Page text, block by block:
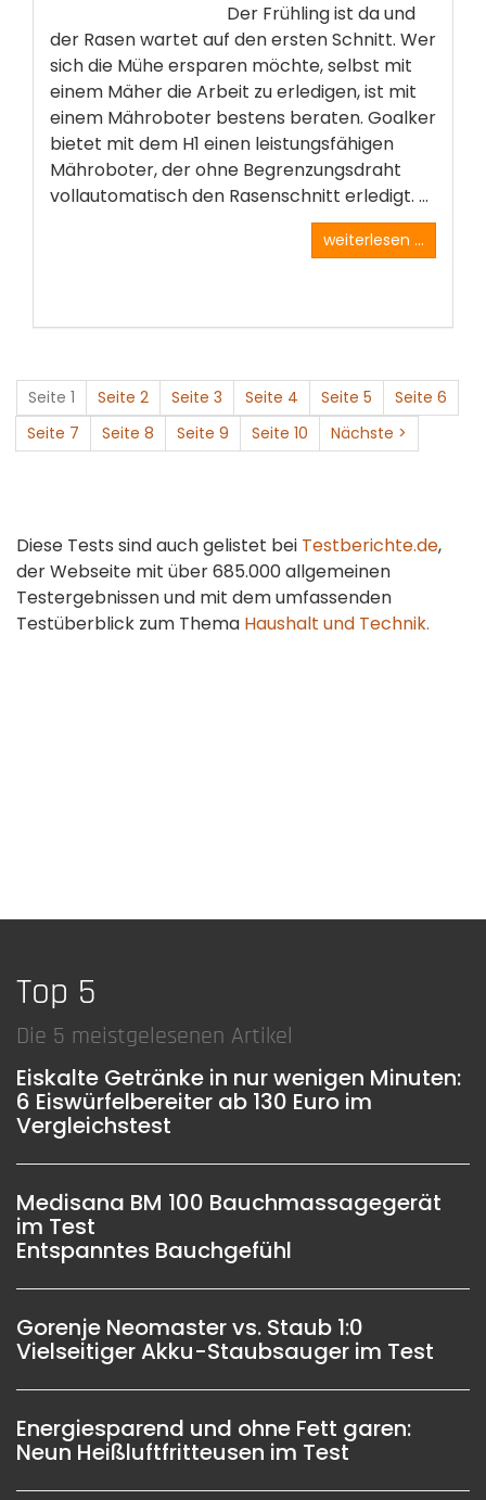
Der Frühling ist da und
der Rasen wartet auf den ersten Schnitt. Wer
sich die Mühe ersparen möchte, selbst mit
einem Mäher die Arbeit zu erledigen, ist mit
einem Mähroboter bestens beraten. Goalker
bietet mit dem H1 einen leistungsfähigen
Mähroboter, der ohne Begrenzungsdraht
vollautomatisch den Rasenschnitt erledigt. ...
weiterlesen ...
Seite 1 Seite 2 Seite 3 Seite 4 Seite 5
Seite 6
Seite 7
Seite 8 Seite 9 Seite 10 Nächste >
Diese Tests sind auch gelistet bei Testberichte.de,
der Webseite mit über 685.000 allgemeinen
Testergebnissen und mit dem umfassenden
Testüberblick zum Thema Haushalt und Technik.
Top 5
Die 5 meistgelesenen Artikel
Eiskalte Getränke in nur wenigen Minuten:
6 Eiswürfelbereiter ab 130 Euro im
Vergleichstest
Medisana BM 100 Bauchmassagegerät
im Test
Entspanntes Bauchgefühl
Gorenje Neomaster vs. Staub 1:0
Vielseitiger Akku-Staubsauger im Test
Energiesparend und ohne Fett garen:
Neun Heißluftfritteusen im Test